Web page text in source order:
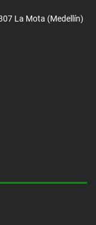
La Mota (Medellín)